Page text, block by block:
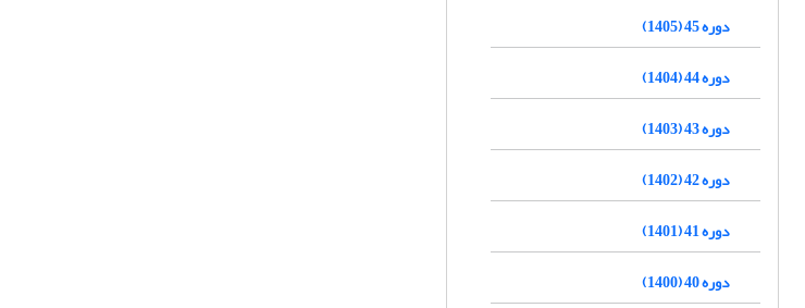
دوره 45 (1405)
دوره 44 (1404)
دوره 43 (1403)
دوره 42 (1402)
دوره 41 (1401)
دوره 40 (1400)